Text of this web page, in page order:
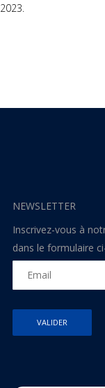
2023.
NEWSLETTER
Inscrivez-vous à
dans le formulaire